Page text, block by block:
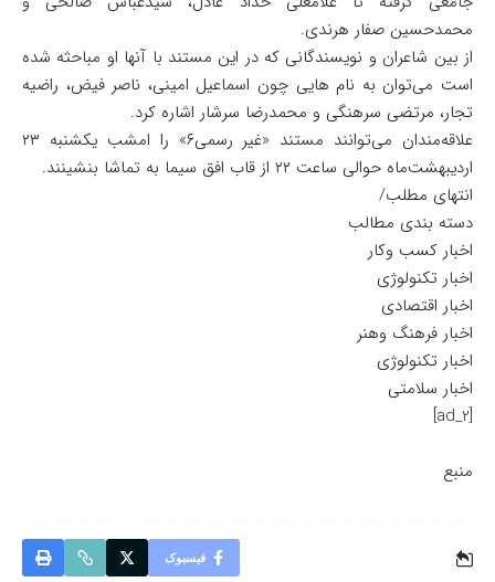
محمدحسین صفار هرندی.
از بین شاعران و نویسندگانی که در این مستند با آنها او مباحثه شده
است می‌توان به نام هایی چون اسماعیل امینی، ناصر فیض، راضیه
تجار، مرتضی سرهنگی و محمدرضا سرشار اشاره کرد.
علاقه‌مندان می‌توانند مستند «غیر رسمی۶» را امشب یکشنبه ۲۳
اردیبهشت‌ماه حوالی ساعت ۲۲ از قاب افق سیما به تماشا بنشینند.
انتهای مطلب/
دسته بندی مطالب
اخبار کسب وکار
اخبار تکنولوژی
اخبار اقتصادی
اخبار فرهنگ وهنر
اخبار تکنولوژی
اخبار سلامتی
[ad_2]
منبع
فیسبوک